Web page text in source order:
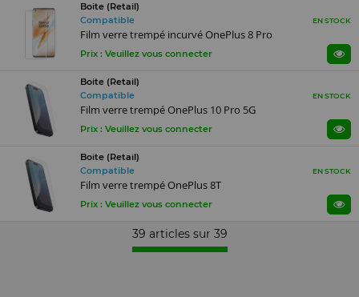
Boite (Retail)
Compatible
EN STOCK
Film verre trempé incurvé OnePlus 8 Pro
Prix : Veuillez vous connecter
Boite (Retail)
Compatible
EN STOCK
Film verre trempé OnePlus 10 Pro 5G
Prix : Veuillez vous connecter
Boite (Retail)
Compatible
EN STOCK
Film verre trempé OnePlus 8T
Prix : Veuillez vous connecter
39 articles sur 39